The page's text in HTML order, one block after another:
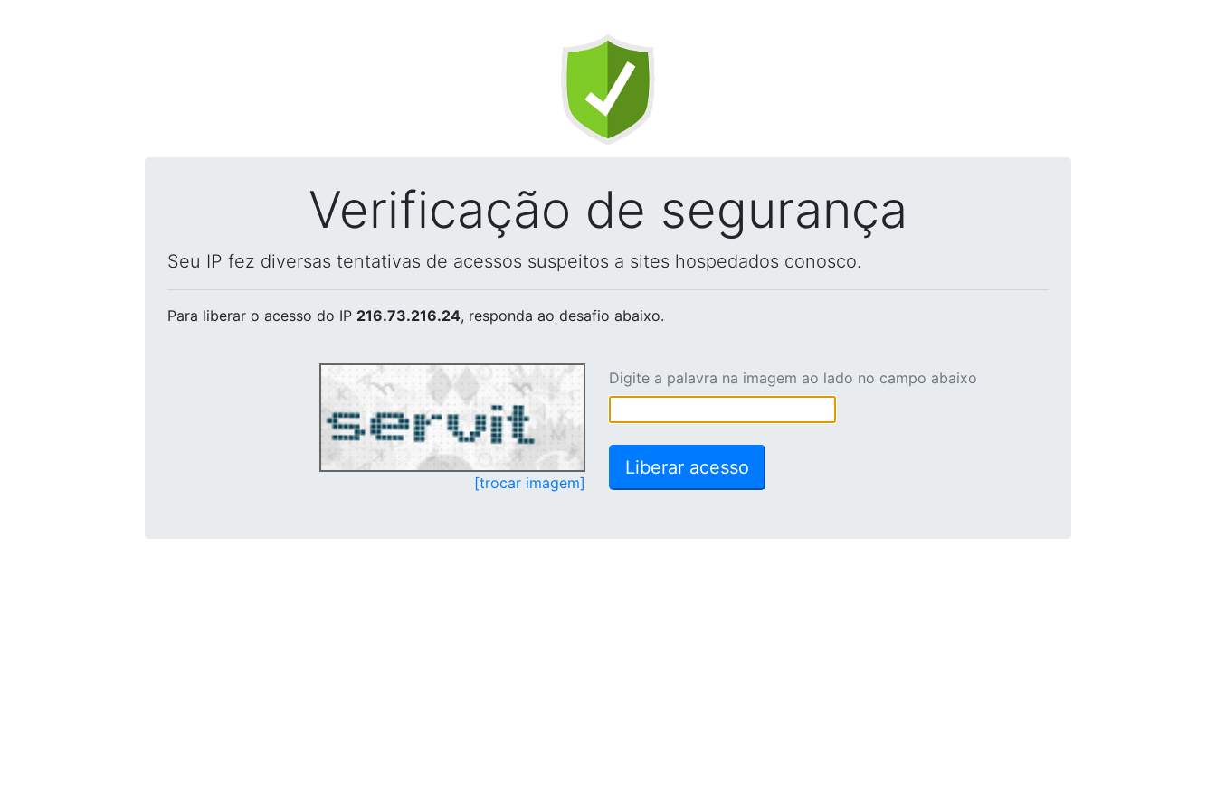
Verificação de segurança
Seu IP fez diversas tentativas de acessos suspeitos a sites hospedados conosco.
Para liberar o acesso do IP 216.73.216.24, responda ao desafio abaixo.
[trocar imagem]
Digite a palavra na imagem ao lado no campo abaixo